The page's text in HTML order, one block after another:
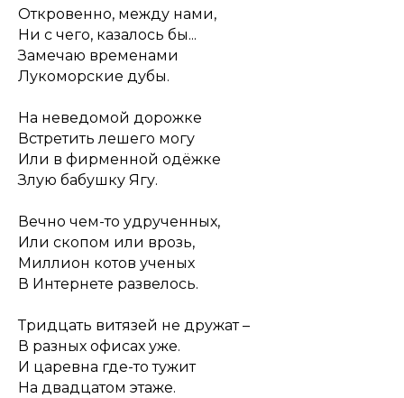
Откровенно, между нами,
Ни с чего, казалось бы...
Замечаю временами
Лукоморские дубы.
На неведомой дорожке
Встретить лешего могу
Или в фирменной одёжке
Злую бабушку Ягу.
Вечно чем-то удрученных,
Или скопом или врозь,
Миллион котов ученых
В Интернете развелось.
Тридцать витязей не дружат –
В разных офисах уже.
И царевна где-то тужит
На двадцатом этаже.